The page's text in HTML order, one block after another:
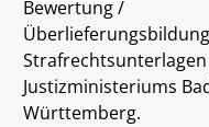
Bewertung /
Strafrechtsunterlagen
Justizministeriums
Württemberg.